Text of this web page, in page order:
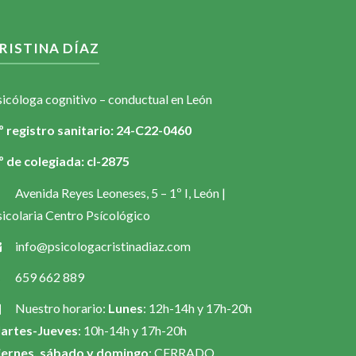
DÍAZ
cognitivo – conductual en León
registro sanitario: 24-C22-0460
de colegiada: cl-2875
Avenida Reyes Leoneses, 5 – 1º I, León |
Centro Psícológico
info@psicologacristinadiaz.com
659 662 889
Nuestro horario: Lunes: 12h-14h y 17h-20h
Jueves: 10h-14h y 17h-20h
sábado y domingo: CERRADO